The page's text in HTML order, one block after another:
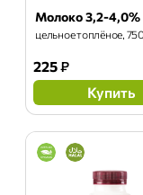
Молоко 3,2-4,0%
цельное топлёное,
225₽
Купить